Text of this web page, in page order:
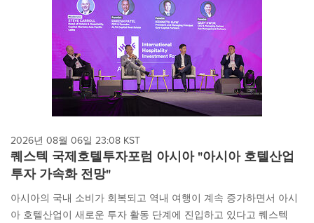
2026년 08월 06일 23:08 KST
퀘스텍 국제호텔투자포럼 아시아 "아시아 호텔산업
투자 가속화 전망"
아시아의 국내 소비가 회복되고 역내 여행이 계속 증가하면서 아시
아 호텔산업이 새로운 투자 활동 단계에 진입하고 있다고 퀘스텍